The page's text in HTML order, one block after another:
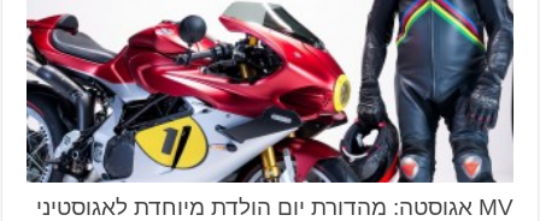
MV אגוסטה: מהדורת יום הולדת מיוחדת לאגוסטיני